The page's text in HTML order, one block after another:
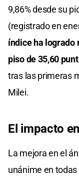
9,86% desde su
(registrado en
índice ha logrado
piso de 35,60
tras las primeras
Milei.
El impacto
La mejora en el
unánime en todas